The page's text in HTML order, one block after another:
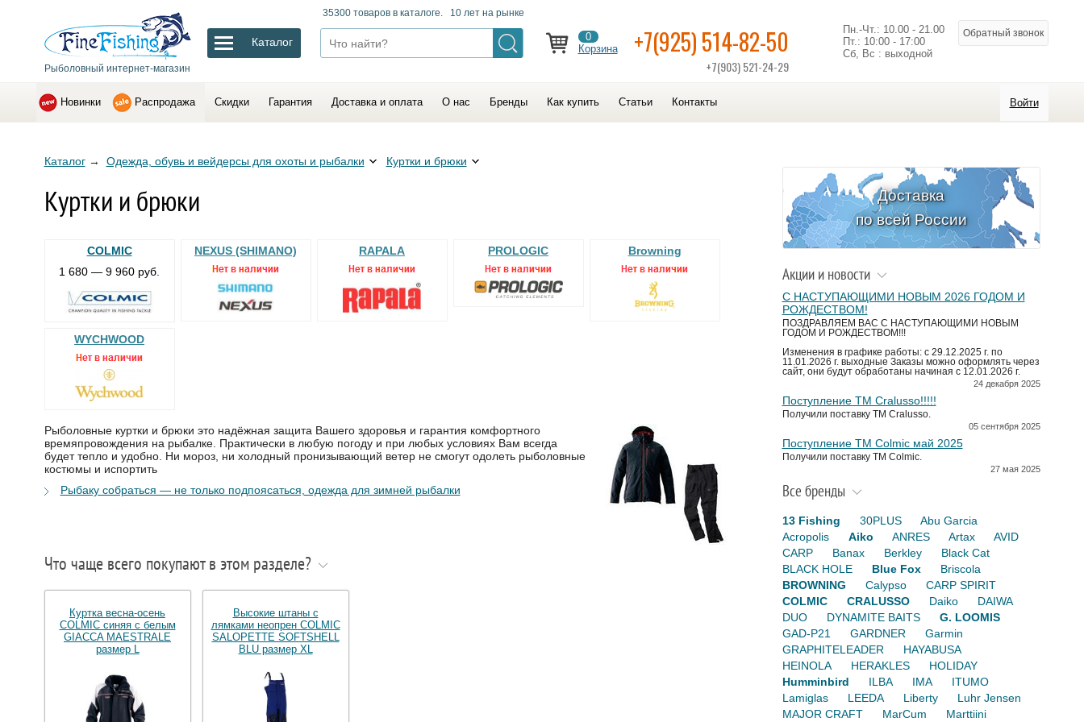
Рыболовный интернет-магазин
Каталог
35300 товаров в каталоге. 10 лет на рынке
0
Корзина
+7(925) 514-82-50
+7(903) 521-24-29
Пн.-Чт.: 10.00 - 21.00
Пт.: 10:00 - 17:00
Сб, Вс : выходной
Обратный звонок
Новинки Распродажа Скидки Гарантия Доставка и оплата О нас Бренды Как купить Статьи Контакты Войти
Каталог→ Одежда, обувь и вейдерсы для охоты и рыбалки Куртки и брюки
Куртки и брюки
COLMIC
1 680 — 9 960 руб.
NEXUS (SHIMANO) RAPALA PROLOGIC Browning
WYCHWOOD
Рыболовные куртки и брюки это надёжная защита Вашего здоровья и гарантия комфортного
времяпровождения на рыбалке. Практически в любую погоду и при любых условиях Вам всегда
будет тепло и удобно. Ни мороз, ни холодный пронизывающий ветер не смогут одолеть рыболовные
костюмы и испортить
Рыбаку собраться — не только подпоясаться, одежда для зимней рыбалки
Что чаще всего покупают в этом разделе?
Куртка весна-осень
COLMIC синяя с белым
GIACCA MAESTRALE
размер L
Высокие штаны с
лямками неопрен COLMIC
SALOPETTE SOFTSHELL
BLU размер XL
Доставка
по всей России
Акции и новости
С НАСТУПАЮЩИМИ НОВЫМ 2026 ГОДОМ И
РОЖДЕСТВОМ!
ПОЗДРАВЛЯЕМ ВАС С НАСТУПАЮЩИМИ НОВЫМ
ГОДОМ И РОЖДЕСТВОМ!!!
Изменения в графике работы: с 29.12.2025 г. по
11.01.2026 г. выходные Заказы можно оформлять через
сайт, они будут обработаны начиная с 12.01.2026 г.
24 декабря 2025
Поступление TM Cralusso!!!!!
Получили поставку ТМ Cralusso.
05 сентября 2025
Поступление TM Colmic май 2025
Получили поставку ТМ Colmic.
27 мая 2025
Все бренды
13 Fishing 30PLUS
Abu Garcia
Acropolis
Aiko ANRES Artax
AVID
CARP
Banax Berkley
Black Cat
BLACK HOLE
Blue Fox
Briscola
BROWNING
Calypso
CARP SPIRIT
COLMIC
CRALUSSO Daiko
DAIWA
DUO
DYNAMITE BAITS
G. LOOMIS
GAD-P21
GARDNER
Garmin
GRAPHITELEADER
HAYABUSA
HEINOLA
HERAKLES
HOLIDAY
Humminbird
ILBA IMA
ITUMO
Lamiglas
LEEDA Liberty
Luhr Jensen
MAJOR CRAFT
MarCum Marttiini